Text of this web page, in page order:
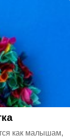
как малышам,